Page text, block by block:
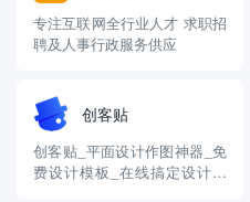
专注互联网全行业人才 求职招
聘及人事行政服务供应
创客贴
创客贴_平面设计作图神器_免
费设计模板_在线搞定设计印